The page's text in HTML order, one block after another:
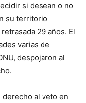
si desean o no
su territorio
29 años. El
varias de
despojaron al
derecho al veto en